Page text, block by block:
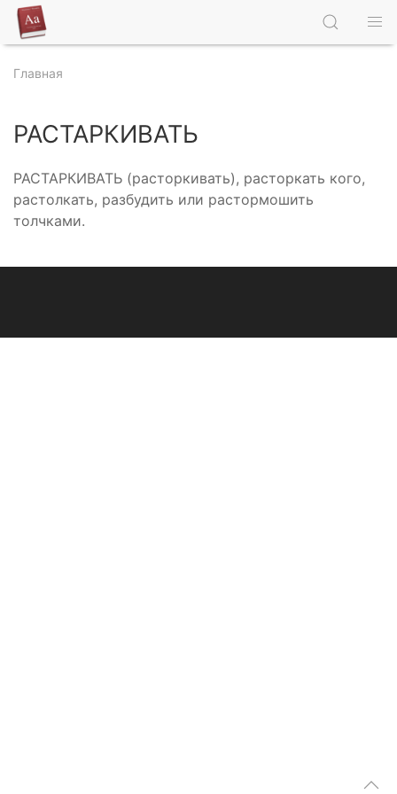
Главная
РАСТАРКИВАТЬ
РАСТАРКИВАТЬ (расторкивать), расторкать кого,
растолкать, разбудить или растормошить
толчками.